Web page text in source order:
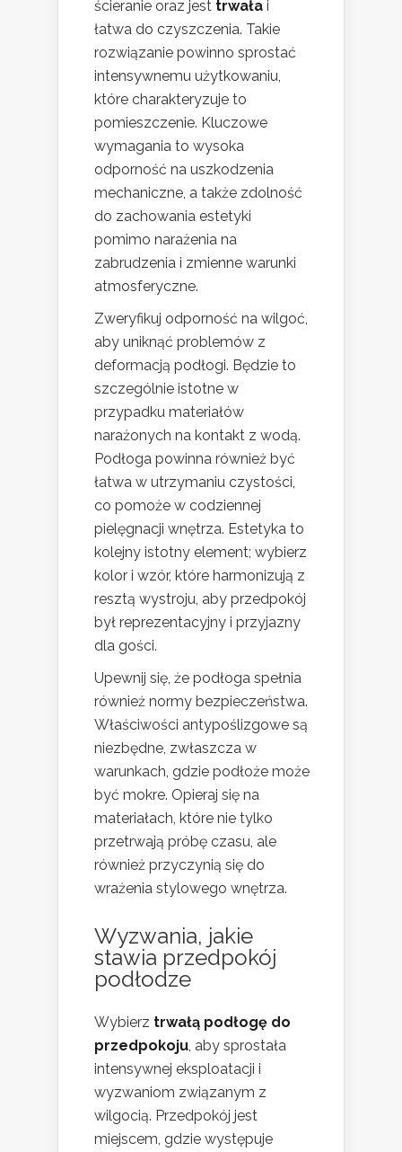
ścieranie oraz jest trwała i
łatwa do czyszczenia. Takie
rozwiązanie powinno sprostać
intensywnemu użytkowaniu,
które charakteryzuje to
pomieszczenie. Kluczowe
wymagania to wysoka
odporność na uszkodzenia
mechaniczne, a także zdolność
do zachowania estetyki
pomimo narażenia na
zabrudzenia i zmienne warunki
atmosferyczne.
Zweryfikuj odporność na wilgoć,
aby uniknąć problemów z
deformacją podłogi. Będzie to
szczególnie istotne w
przypadku materiałów
narażonych na kontakt z wodą.
Podłoga powinna również być
łatwa w utrzymaniu czystości,
co pomoże w codziennej
pielęgnacji wnętrza. Estetyka to
kolejny istotny element; wybierz
kolor i wzór, które harmonizują z
resztą wystroju, aby przedpokój
był reprezentacyjny i przyjazny
dla gości.
Upewnij się, że podłoga spełnia
również normy bezpieczeństwa.
Właściwości antypoślizgowe są
niezbędne, zwłaszcza w
warunkach, gdzie podłoże może
być mokre. Opieraj się na
materiałach, które nie tylko
przetrwają próbę czasu, ale
również przyczynią się do
wrażenia stylowego wnętrza.
Wyzwania, jakie
stawia przedpokój
podłodze
Wybierz trwałą podłogę do
przedpokoju, aby sprostała
intensywnej eksploatacji i
wyzwaniom związanym z
wilgocią. Przedpokój jest
miejscem, gdzie występuje